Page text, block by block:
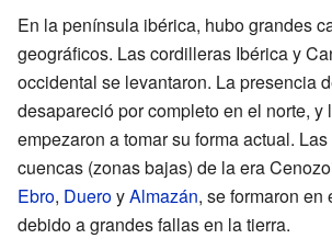
En la península ibérica, hubo grandes
geográficos. Las cordilleras Ibérica y
occidental se levantaron. La presencia
desapareció por completo en el norte, y
empezaron a tomar su forma actual.
cuencas (zonas bajas) de la era
Ebro, DueroyAlmazán, se formaron en
debido a grandes fallas en la tierra.